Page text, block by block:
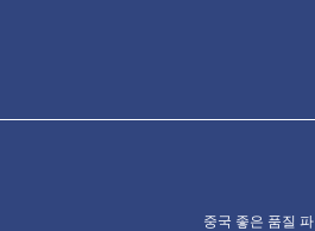
중국 좋은 품질